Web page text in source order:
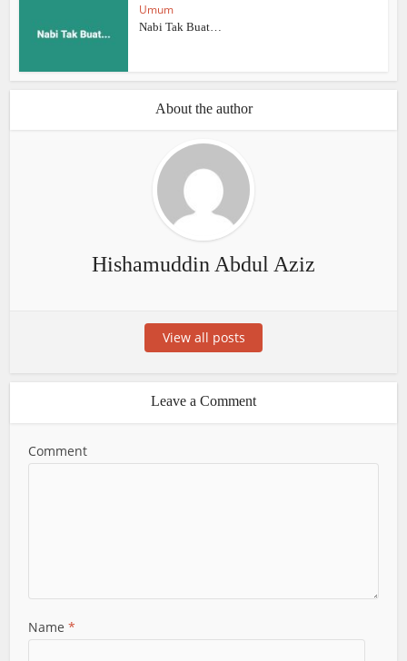
Umum
Nabi Tak Buat…
About the author
Hishamuddin Abdul Aziz
View all posts
Leave a Comment
Comment
Name*